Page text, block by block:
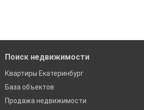
Поиск недвижимости
Квартиры Екатеринбург
База объектов
Продажа недвижимости